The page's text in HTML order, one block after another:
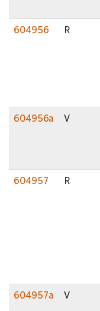
604956 R
604956a V
604957 R
604957a V